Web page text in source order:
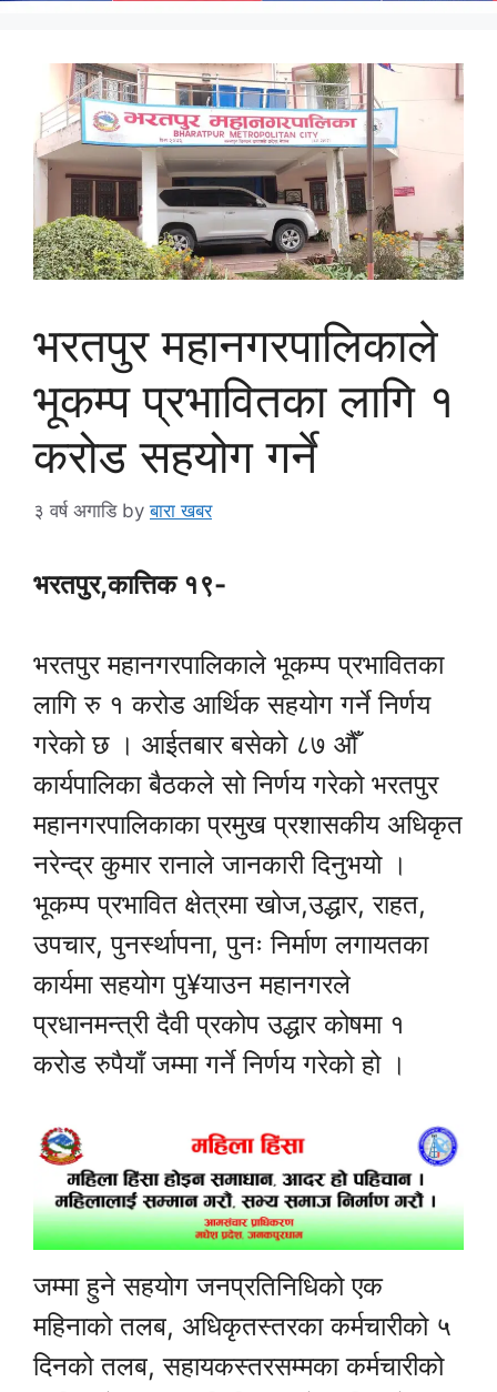
भरतपुर महानगरपालिकाले
भूकम्प प्रभावितका लागि १
करोड सहयोग गर्ने
३ वर्ष अगाडि byबारा खबर
भरतपुर,कात्तिक १९-
भरतपुर महानगरपालिकाले भूकम्प प्रभावितका
लागि रु १ करोड आर्थिक सहयोग गर्ने निर्णय
गरेको छ । आईतबार बसेको ८७ औँ
कार्यपालिका बैठकले सो निर्णय गरेको भरतपुर
महानगरपालिकाका प्रमुख प्रशासकीय अधिकृत
नरेन्द्र कुमार रानाले जानकारी दिनुभयो ।
भूकम्प प्रभावित क्षेत्रमा खोज,उद्धार, राहत,
उपचार, पुनर्स्थापना, पुनः निर्माण लगायतका
कार्यमा सहयोग पु¥याउन महानगरले
प्रधानमन्त्री दैवी प्रकोप उद्धार कोषमा १
करोड रुपैयाँ जम्मा गर्ने निर्णय गरेको हो ।
जम्मा हुने सहयोग जनप्रतिनिधिको एक
महिनाको तलब, अधिकृतस्तरका कर्मचारीको ५
दिनको तलब, सहायकस्तरसम्मका कर्मचारीको